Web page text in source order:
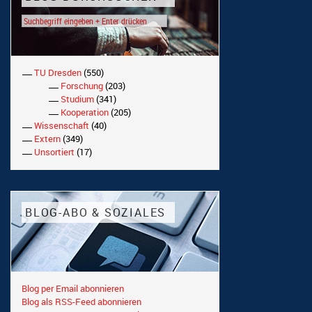
TU Dresden(550)
Forschung(203)
Studium(341)
Kooperation(205)
Wissenschaft (40)
Extern(349)
Unsortiert (17)
BLOG-ABO & SOZIALES
Blog per Email abonnieren
Blog als RSS-Feed abonnieren